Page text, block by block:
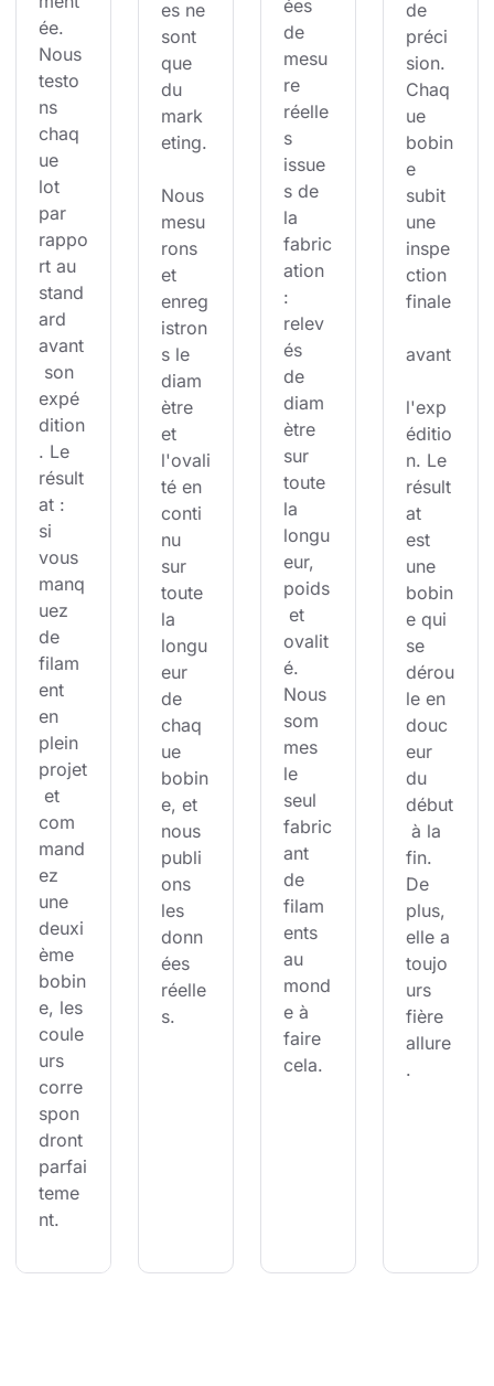
ée.
Nous
testo
ns
chaq
ue
lot
par
rappo
rt au
stand
ard
avant
son
expé
dition
. Le
résult
at :
si
vous
manq
uez
de
filam
ent
en
plein
projet
et
com
mand
ez
une
deuxi
ème
bobin
e, les
coule
urs
corre
spon
dront
parfai
teme
nt.
es ne
sont
que
du
mark
eting.
Nous
mesu
rons
et
enreg
istron
s le
diam
ètre
et
l'ovali
té en
conti
nu
sur
toute
la
longu
eur
de
chaq
ue
bobin
e, et
nous
publi
ons
les
donn
ées
réelle
s.
ées
de
mesu
re
réelle
s
issue
s de
la
fabric
ation
:
relev
és
de
diam
ètre
sur
toute
la
longu
eur,
poids
et
ovalit
é.
Nous
som
mes
le
seul
fabric
ant
de
filam
ents
au
mond
e à
faire
cela.
de
préci
sion.
Chaq
ue
bobin
e
subit
une
inspe
ction
finale
avant
l'exp
éditio
n. Le
résult
at
est
une
bobin
e qui
se
dérou
le en
douc
eur
du
début
à la
fin.
De
plus,
elle a
toujo
urs
fière
allure
.